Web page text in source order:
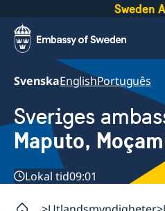
Sweden
SvenskaEnglishPortuguês
Sveriges
Maputo,
Lokal tid09:01